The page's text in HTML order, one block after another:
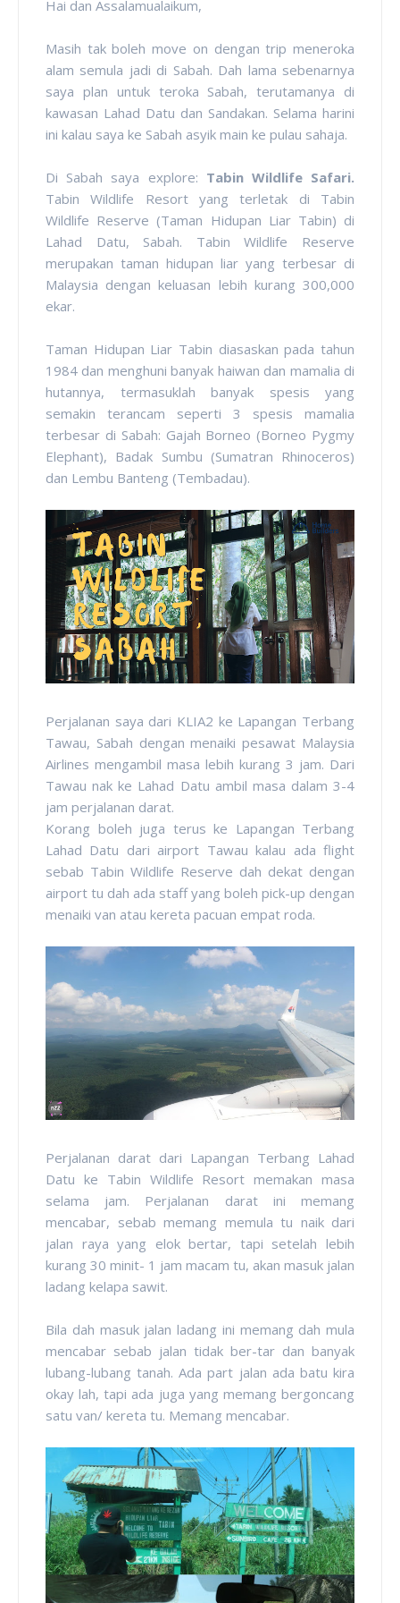
Hai dan Assalamualaikum,
Masih tak boleh move on dengan trip meneroka
alam semula jadi di Sabah. Dah lama sebenarnya
saya plan untuk teroka Sabah, terutamanya di
kawasan Lahad Datu dan Sandakan. Selama harini
ini kalau saya ke Sabah asyik main ke pulau sahaja.
Di Sabah saya explore: Tabin Wildlife Safari.
Tabin Wildlife Resort yang terletak di Tabin
Wildlife Reserve (Taman Hidupan Liar Tabin) di
Lahad Datu, Sabah. Tabin Wildlife Reserve
merupakan taman hidupan liar yang terbesar di
Malaysia dengan keluasan lebih kurang 300,000
ekar.
Taman Hidupan Liar Tabin diasaskan pada tahun
1984 dan menghuni banyak haiwan dan mamalia di
hutannya, termasuklah banyak spesis yang
semakin terancam seperti 3 spesis mamalia
terbesar di Sabah: Gajah Borneo (Borneo Pygmy
Elephant), Badak Sumbu (Sumatran Rhinoceros)
dan Lembu Banteng (Tembadau).
Perjalanan saya dari KLIA2 ke Lapangan Terbang
Tawau, Sabah dengan menaiki pesawat Malaysia
Airlines mengambil masa lebih kurang 3 jam. Dari
Tawau nak ke Lahad Datu ambil masa dalam 3-4
jam perjalanan darat.
Korang boleh juga terus ke Lapangan Terbang
Lahad Datu dari airport Tawau kalau ada flight
sebab Tabin Wildlife Reserve dah dekat dengan
airport tu dah ada staff yang boleh pick-up dengan
menaiki van atau kereta pacuan empat roda.
Perjalanan darat dari Lapangan Terbang Lahad
Datu ke Tabin Wildlife Resort memakan masa
selama jam. Perjalanan darat ini memang
mencabar, sebab memang memula tu naik dari
jalan raya yang elok bertar, tapi setelah lebih
kurang 30 minit- 1 jam macam tu, akan masuk jalan
ladang kelapa sawit.
Bila dah masuk jalan ladang ini memang dah mula
mencabar sebab jalan tidak ber-tar dan banyak
lubang-lubang tanah. Ada part jalan ada batu kira
okay lah, tapi ada juga yang memang bergoncang
satu van/ kereta tu. Memang mencabar.